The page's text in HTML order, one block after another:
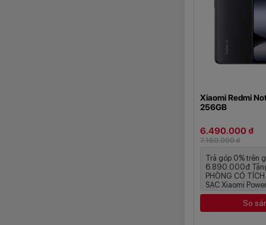
Xiaomi Redmi
256GB
6.490.000 ₫
7.160.000 ₫
Trả góp 0% trên
6.890.000đ
PHÒNG CÓ TÍCH
SẠC Xiaomi
So